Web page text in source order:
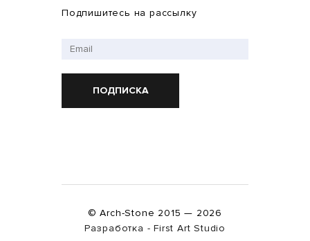
Подпишитесь на рассылку
ПОДПИСКА
© Arch-Stone 2015 — 2026
Разработка - First Art Studio